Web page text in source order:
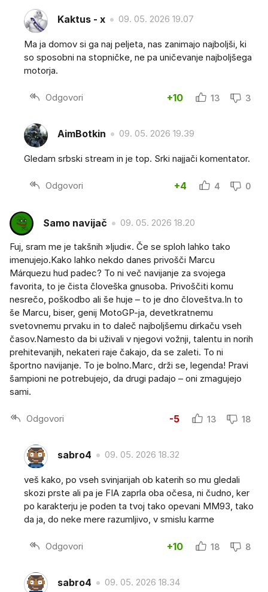
Kaktus - x 09. 05. 2026 19.07
Ma ja domov si ga naj peljeta, nas zanimajo najboljši, ki
so sposobni na stopničke, ne pa uničevanje najboljšega
motorja.
Odgovori +10 13 3
AimBotkin 09. 05. 2026 19.39
Gledam srbski stream in je top. Srki najjači komentator.
Odgovori +4 4 0
Samo navijač 09. 05. 2026 18.20
Fuj, sram me je takšnih »ljudi«. Če se sploh lahko tako
imenujejo.Kako lahko nekdo danes privošči Marcu
Márquezu hud padec? To ni več navijanje za svojega
favorita, to je čista človeška gnusoba. Privoščiti komu
nesrečo, poškodbo ali še huje – to je dno človeštva.In to
še Marcu, biser, genij MotoGP-ja, devetkratnemu
svetovnemu prvaku in to daleč najboljšemu dirkaču vseh
časov.Namesto da bi uživali v njegovi vožnji, talentu in norih
prehitevanjih, nekateri raje čakajo, da se zaleti. To ni
športno navijanje. To je bolno.Marc, drži se, legenda! Pravi
šampioni ne potrebujejo, da drugi padajo – oni zmagujejo
sami.
Odgovori -5 13 18
sabro4 09. 05. 2026 18.32
veš kako, po vseh svinjarijah ob katerih so mu gledali
skozi prste ali pa je FIA zaprla oba očesa, ni čudno, ker
po karakterju je poden ta tvoj tako opevani MM93, tako
da ja, do neke mere razumljivo, v smislu karme
Odgovori +10 18 8
sabro4 09. 05. 2026 18.34